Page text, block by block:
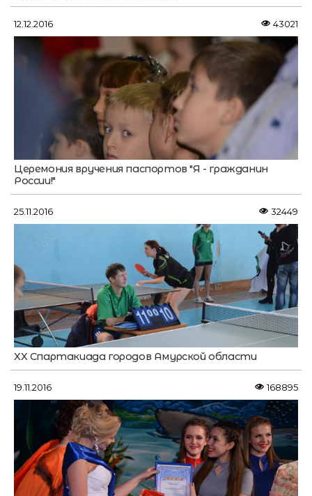
12.12.2016 43021
Церемония вручения паспортов "Я - гражданин
России!"
25.11.2016 32449
XX Спартакиада городов Амурской области
19.11.2016 168895